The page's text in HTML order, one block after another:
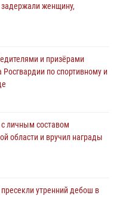
женщину,
и призёрами
по спортивному и
с личным составом
области и вручил награды
утренний дебош в